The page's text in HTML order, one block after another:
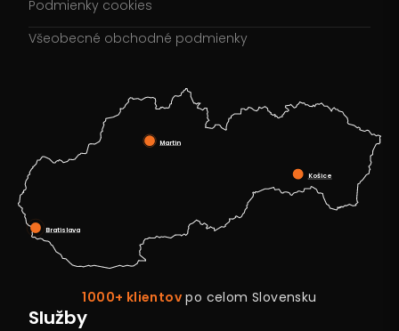
Podmienky cookies
Všeobecné obchodné podmienky
Bratislava
Martin
Košice
1000+ klientov po celom Slovensku
Služby